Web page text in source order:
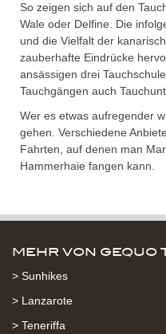
So zeigen sich auf den
Wale oder Delfine. Die
und die Vielfalt der
zauberhafte Eindrücke
ansässigen drei
Tauchgängen auch
Wer es etwas aufregender
gehen. Verschiedene
Fahrten, auf denen man
Hammerhaie fangen kann.
MEHR VON GEQUO
> Sunhikes
> Lanzarote
> Teneriffa